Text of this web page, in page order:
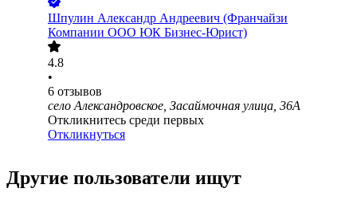
Шпулин Александр Андреевич (Франчайзи
Компании ООО ЮК Бизнес-Юрист)
4.8
•
6 отзывов
село Александровское, Засаймочная улица, 36А
Откликнитесь среди первых
Откликнуться
Другие пользователи ищут